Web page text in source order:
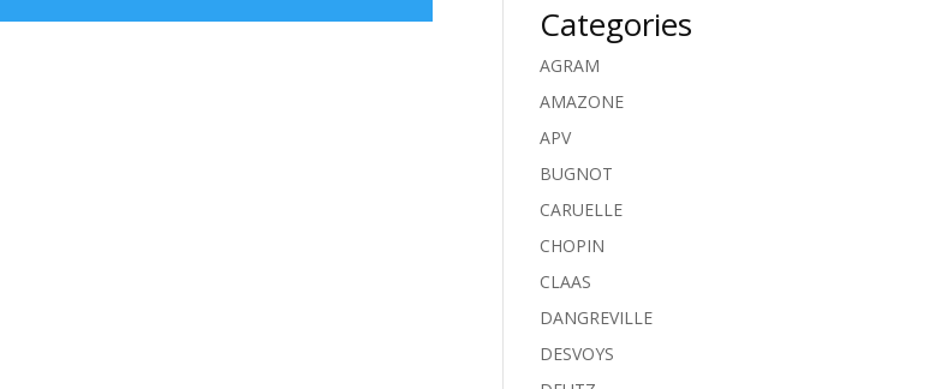
Categories
AGRAM
AMAZONE
APV
BUGNOT
CARUELLE
CHOPIN
CLAAS
DANGREVILLE
DESVOYS